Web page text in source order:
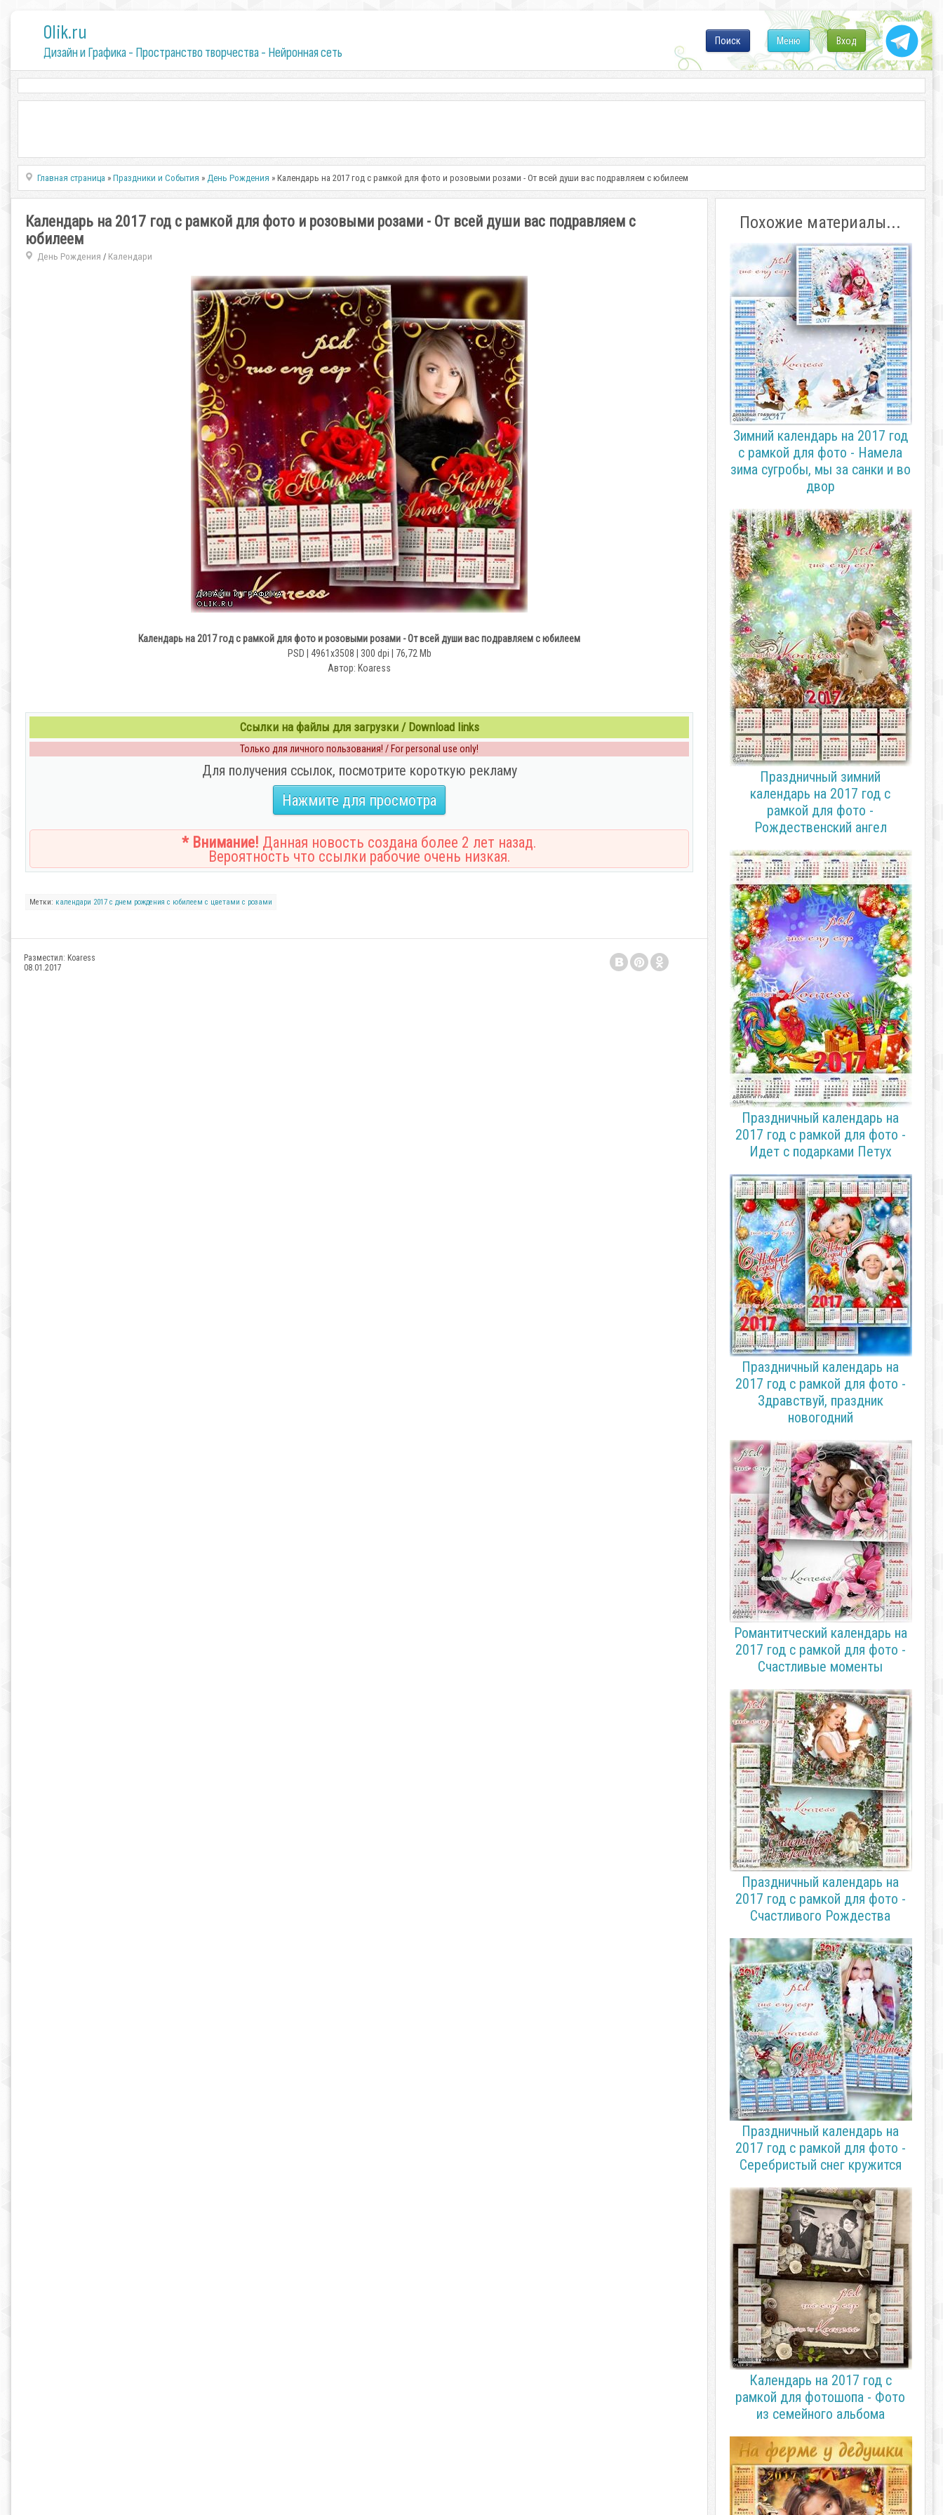
0lik.ru
Дизайн и Графика - Пространство творчества - Нейронная сеть
Вход
Меню
Поиск
Главная страница »Праздники и События »День Рождения » Календарь на 2017 год с рамкой для фото и розовыми розами - От всей души вас подравляем с юбилеем
Календарь на 2017 год с рамкой для фото и розовыми розами - От всей души вас подравляем с
юбилеем
День Рождения / Календари
Календарь на 2017 год с рамкой для фото и розовыми розами - От всей души вас подравляем с юбилеем
PSD | 4961x3508 | 300 dpi | 76,72 Mb
Автор: Koaress
Ссылки на файлы для загрузки / Download links
Только для личного пользования! / For personal use only!
Для получения ссылок, посмотрите короткую рекламу
Нажмите для просмотра
* Внимание! Данная новость создана более 2 лет назад.
Вероятность что ссылки рабочие очень низкая.
Метки: календари 2017 с днем рождения с юбилеем с цветами с розами
Разместил: Koaress
08.01.2017
Похожие материалы...
Зимний календарь на 2017 год
с рамкой для фото - Намела
зима сугробы, мы за санки и во
двор
Праздничный зимний
календарь на 2017 год с
рамкой для фото -
Рождественский ангел
Праздничный календарь на
2017 год с рамкой для фото -
Идет с подарками Петух
Праздничный календарь на
2017 год с рамкой для фото -
Здравствуй, праздник
новогодний
Романтитческий календарь на
2017 год с рамкой для фото -
Счастливые моменты
Праздничный календарь на
2017 год с рамкой для фото -
Счастливого Рождества
Праздничный календарь на
2017 год с рамкой для фото -
Серебристый снег кружится
Календарь на 2017 год с
рамкой для фотошопа - Фото
из семейного альбома